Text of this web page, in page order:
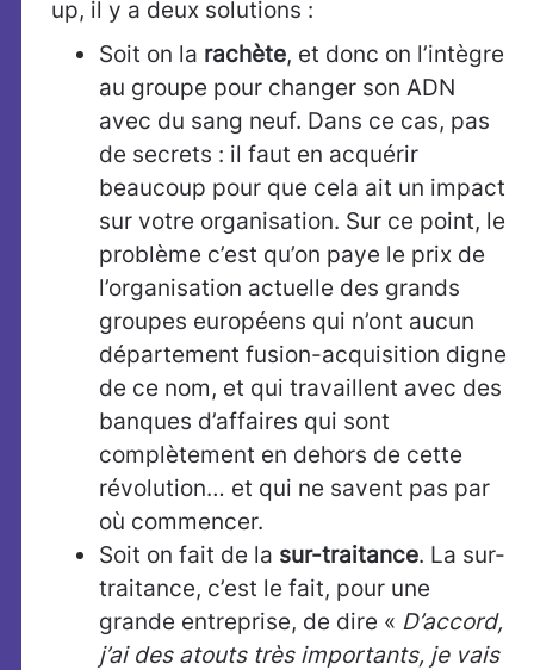
up, il y a deux solutions :
Soit on la rachète, et donc on l’intègre
au groupe pour changer son ADN
avec du sang neuf. Dans ce cas, pas
de secrets : il faut en acquérir
beaucoup pour que cela ait un impact
sur votre organisation. Sur ce point, le
problème c’est qu’on paye le prix de
l’organisation actuelle des grands
groupes européens qui n’ont aucun
département fusion-acquisition digne
de ce nom, et qui travaillent avec des
banques d’affaires qui sont
complètement en dehors de cette
révolution… et qui ne savent pas par
où commencer.
Soit on fait de la sur-traitance. La sur-
traitance, c’est le fait, pour une
grande entreprise, de dire « D’accord,
j’ai des atouts très importants, je vais